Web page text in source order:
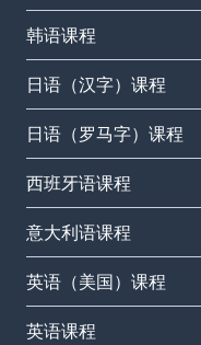
韩语课程
日语（汉字）课程
日语（罗马字）课程
西班牙语课程
意大利语课程
英语（美国）课程
英语课程